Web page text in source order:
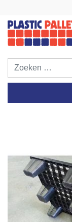
Plastic Pallet Plaza
Plastic Pallets
Europa!